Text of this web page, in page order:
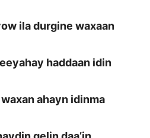
ila durgine waxaan
haddaan idin
ahayn idinma